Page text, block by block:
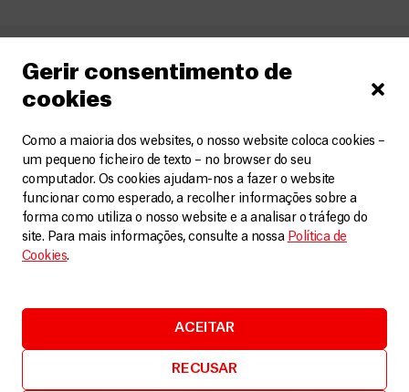
Gerir consentimento de
cookies
Como a maioria dos websites, o nosso website coloca cookies –
um pequeno ficheiro de texto – no browser do seu
computador. Os cookies ajudam-nos a fazer o website
funcionar como esperado, a recolher informações sobre a
forma como utiliza o nosso website e a analisar o tráfego do
site. Para mais informações, consulte a nossa Política de
Cookies.
ACEITAR
RECUSAR
Você pode gostar
insta a investimentos para salvar